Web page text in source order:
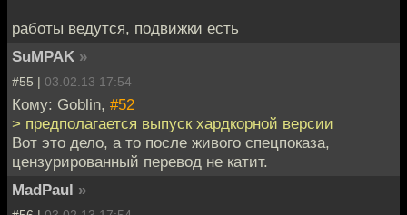
работы ведутся, подвижки есть
SuMPAK »
#55 | 03.02.13 17:54
Кому: Goblin, #52
> предполагается выпуск хардкорной версии
Вот это дело, а то после живого спецпоказа,
цензурированный перевод не катит.
MadPaul »